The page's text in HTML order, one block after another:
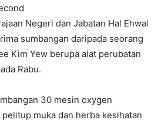
Negeri dan Jabatan Hal Ehwal
sumbangan daripada seorang
Kim Yew berupa alat perubatan
Rabu.
30 mesin oxygen
muka dan herba kesihatan